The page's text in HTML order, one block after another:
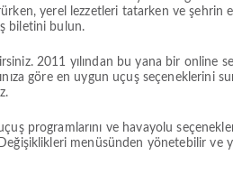
yerel lezzetleri tatarken ve şehrin
biletini bulun.
2011 yılından bu yana bir online
göre en uygun uçuş seçeneklerini
programlarını ve havayolu
menüsünden yönetebilir